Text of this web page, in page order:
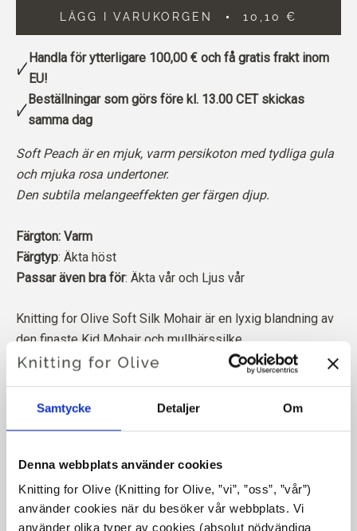
Samtycke Detaljer Om
Denna webbplats använder cookies
Knitting for Olive (Knitting for Olive, ”vi”, ”oss”, ”vår”)
använder cookies när du besöker vår webbplats. Vi
använder olika typer av cookies (absolut nödvändiga
LÄGG I VARUKORGEN 10,10 €
Handla för ytterligare 100,00 €och få gratis frakt inom
EU!
Beställningar som görs före kl. 13.00 CET skickas
samma dag
Soft Peach är en mjuk, varm persikoton med tydliga gula
och mjuka rosa undertoner.
Den subtila melangeeffekten ger färgen djup.
Färgton: Varm
Färgtyp: Äkta höst
Passar även bra för: Äkta vår och Ljus vår
Knitting for Olive Soft Silk Mohair är en lyxig blandning av
den finaste Kid Mohair och mullbärssilke.
Sydafrika, och även garnet produceras lokalt. Våra garner
kommer från.
All vår Mohair är oberoende certifierad enligt Responsible
Mohair Standard (RMS), certifierad av Control Union,CU